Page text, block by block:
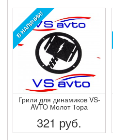
ПОДРОБНЕЕ
В НАЛИЧИИ!
Грили для динамиков VS-
AVTO Молот Тора
321 руб.